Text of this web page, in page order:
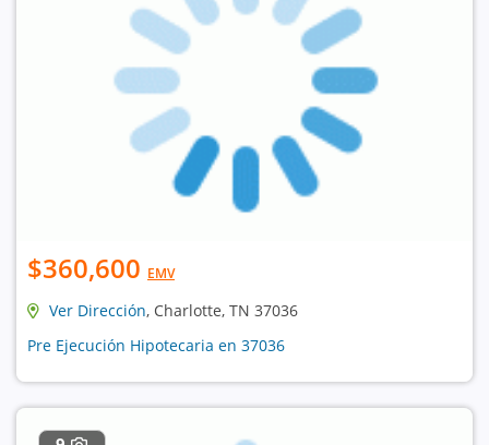
$360,600 EMV
Ver Dirección, Charlotte, TN 37036
Pre Ejecución Hipotecaria en 37036